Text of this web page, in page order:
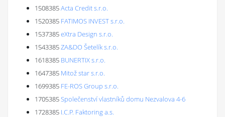
1508385Acta Credit s.r.o.
1520385 FATIMOS INVEST s.r.o.
1537385eXtra Design s.r.o.
1543385ZA&DO Šetelík s.r.o.
1618385 BUNERTIX s.r.o.
1647385 Mitož star s.r.o.
1699385 FE-ROS Group s.r.o.
1705385Společenství vlastníků domu Nezvalova 4-6
1728385 I.C.P. Faktoring a.s.